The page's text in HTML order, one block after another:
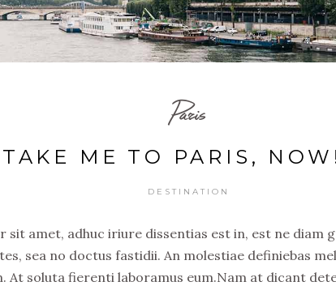
Paris
TAKE ME TO PARIS,
DESTINATION
sit amet, adhuc iriure dissentias est in, est ne diam
sea no doctus fastidii. An molestiae definiebas
At soluta fierenti laboramus eum.Nam at dicant